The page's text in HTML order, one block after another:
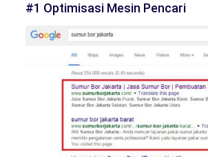
#1 Optimisasi Mesin Pencari